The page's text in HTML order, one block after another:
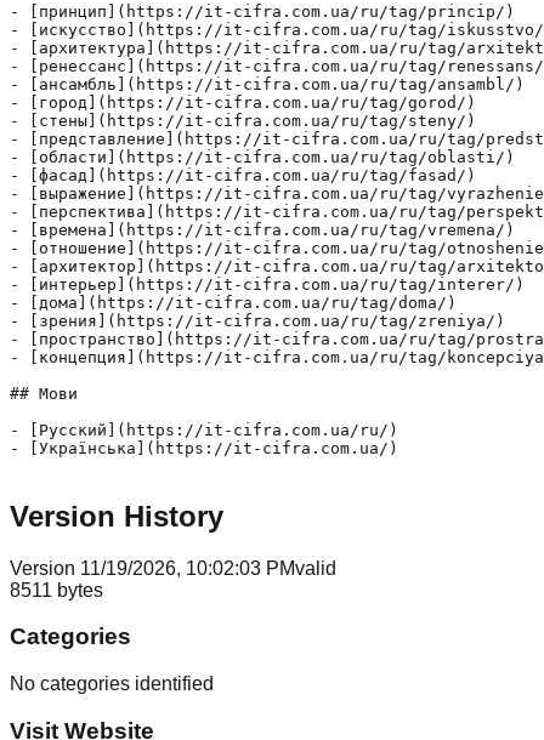
- [принцип](https://it-cifra.com.ua/ru/tag/princip/)
- [искусство](https://it-cifra.com.ua/ru/tag/
- [архитектура](https://it-cifra.com.ua/ru/tag/
- [ренессанс](https://it-cifra.com.ua/ru/tag/
- [ансамбль](https://it-cifra.com.ua/ru/tag/ansambl/)
- [город](https://it-cifra.com.ua/ru/tag/gorod/)
- [стены](https://it-cifra.com.ua/ru/tag/steny/)
- [представление](https://it-cifra.com.ua/ru/tag/
- [области](https://it-cifra.com.ua/ru/tag/oblasti/)
- [фасад](https://it-cifra.com.ua/ru/tag/fasad/)
- [выражение](https://it-cifra.com.ua/ru/tag/
- [перспектива](https://it-cifra.com.ua/ru/tag/
- [времена](https://it-cifra.com.ua/ru/tag/vremena/)
- [отношение](https://it-cifra.com.ua/ru/tag/
- [архитектор](https://it-cifra.com.ua/ru/tag/
- [интерьер](https://it-cifra.com.ua/ru/tag/interer/)
- [дома](https://it-cifra.com.ua/ru/tag/doma/)
- [зрения](https://it-cifra.com.ua/ru/tag/zreniya/)
- [пространство](https://it-cifra.com.ua/ru/tag/
- [концепция](https://it-cifra.com.ua/ru/tag/
## Мови
- [Русский](https://it-cifra.com.ua/ru/)
- [Українська](https://it-cifra.com.ua/)
Version History
Version 11/19/2026, 10:02:03 PMvalid
8511 bytes
Categories
No categories identified
Visit Website